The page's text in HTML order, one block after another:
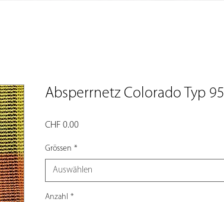
Absperrnetz Colorado Typ 95
CHF 0.00Preis
Grössen *
Auswählen
Anzahl *